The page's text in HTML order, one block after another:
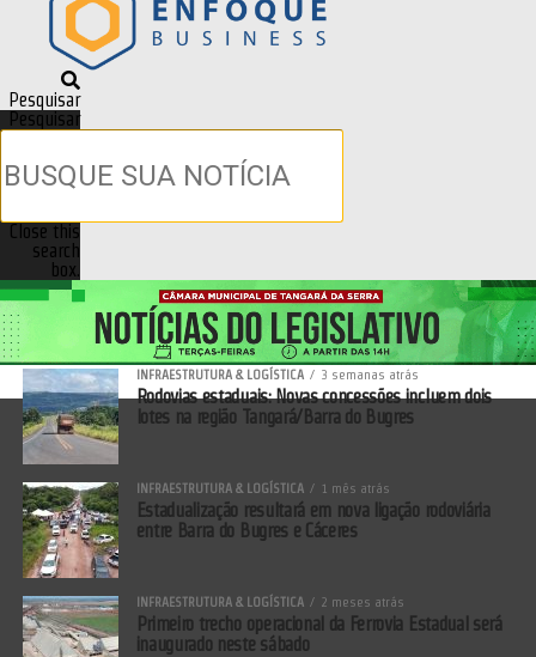
Pesquisar
Pesquisar
Close this
search
box.
INFRAESTRUTURA & LOGÍSTICA 3 semanas atrás
Rodovias estaduais: Novas concessões incluem dois
lotes na região Tangará/Barra do Bugres
INFRAESTRUTURA & LOGÍSTICA 1 mês atrás
Estadualização resultará em nova ligação rodoviária
entre Barra do Bugres e Cáceres
INFRAESTRUTURA & LOGÍSTICA 2 meses atrás
Primeiro trecho operacional da Ferrovia Estadual será
inaugurado neste sábado